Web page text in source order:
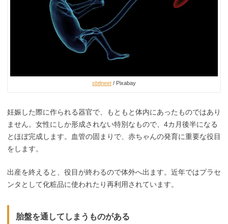
sbtlneet / Pixabay
妊娠した際に作られる器官で、もともと体内にあったものではあり
ません。女性にしか形成されない特別なもので、4カ月後半になる
とほぼ完成します。血管の固まりで、赤ちゃんの発育に重要な役目
をします。
出産を終えると、役目が終わるので体外へ出ます。近年ではプラセ
ンタとして化粧品に使われたり再利用されています。
胎盤を通してしまうものがある